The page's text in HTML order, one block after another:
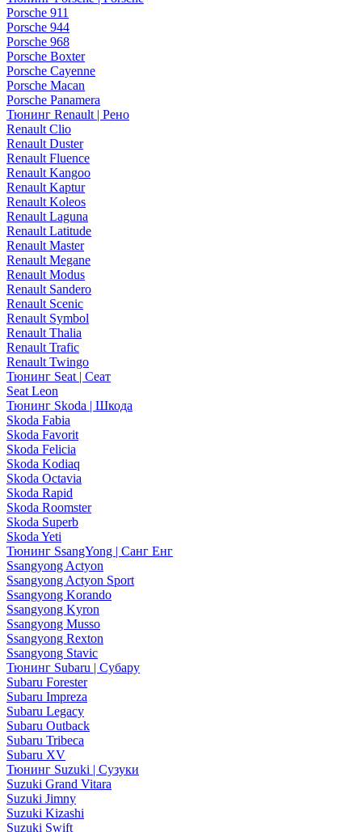
Porsche 911
Porsche 944
Porsche 968
Porsche Boxter
Porsche Cayenne
Porsche Macan
Porsche Panamera
Тюнинг Renault | Рено
Renault Clio
Renault Duster
Renault Fluence
Renault Kangoo
Renault Kaptur
Renault Koleos
Renault Laguna
Renault Latitude
Renault Master
Renault Megane
Renault Modus
Renault Sandero
Renault Scenic
Renault Symbol
Renault Thalia
Renault Trafic
Renault Twingo
Тюнинг Seat | Сеат
Seat Leon
Тюнинг Skoda | Шкода
Skoda Fabia
Skoda Favorit
Skoda Felicia
Skoda Kodiaq
Skoda Octavia
Skoda Rapid
Skoda Roomster
Skoda Superb
Skoda Yeti
Тюнинг SsangYong | Санг Енг
Ssangyong Actyon
Ssangyong Actyon Sport
Ssangyong Korando
Ssangyong Kyron
Ssangyong Musso
Ssangyong Rexton
Ssangyong Stavic
Тюнинг Subaru | Субару
Subaru Forester
Subaru Impreza
Subaru Legacy
Subaru Outback
Subaru Tribeca
Subaru XV
Тюнинг Suzuki | Сузуки
Suzuki Grand Vitara
Suzuki Jimny
Suzuki Kizashi
Suzuki Swift